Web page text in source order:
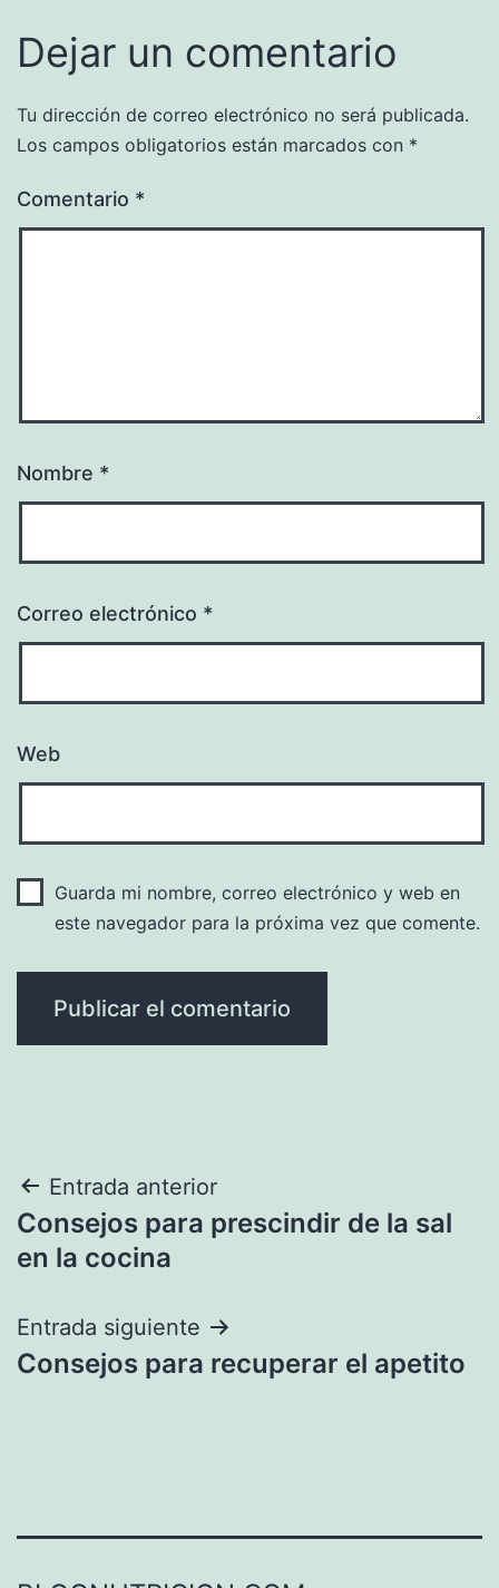
Dejar un comentario
Tu dirección de correo electrónico no será publicada.
Los campos obligatorios están marcados con *
Comentario *
Nombre *
Correo electrónico *
Web
Guarda mi nombre, correo electrónico y web en
este navegador para la próxima vez que comente.
Navegación
de
Entrada anterior
Consejos para prescindir de la sal
en la cocina
Entrada siguiente
Consejos para recuperar el apetito